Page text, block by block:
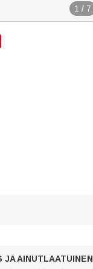
1 / 7
JA AINUTLAATUINEN